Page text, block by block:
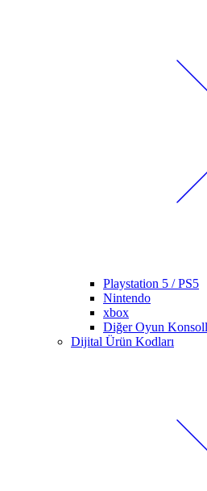
Playstation 5 / PS5
Nintendo
xbox
Diğer Oyun
Dijital Ürün Kodları